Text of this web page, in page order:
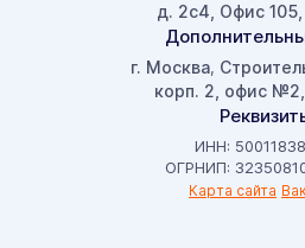
д. 2с4, Офис
г. Москва,
корп. 2, офис
ИНН:
ОГРНИП:
Карта сайта